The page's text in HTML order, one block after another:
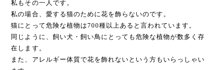
私もその一人です。
私の場合、愛する猫のために花を飾らないのです。
猫にとって危険な植物は700種以上あると言われています。
同じように、飼い犬・飼い鳥にとっても危険な植物が数多く存
在します。
また、アレルギー体質で花を飾れないという方もいらっしゃい